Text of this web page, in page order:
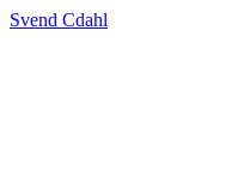
Svend Cdahl